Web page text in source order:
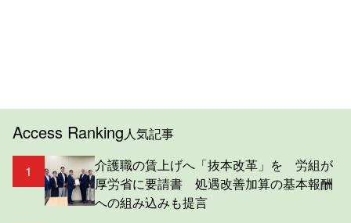
Access Ranking人気記事
1
介護職の賃上げへ「抜本改革」を 労組が
厚労省に要請書 処遇改善加算の基本報酬
への組み込みも提言